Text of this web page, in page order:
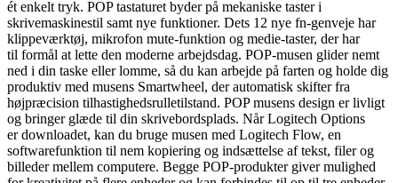
ét enkelt tryk. POP tastaturet byder på mekaniske taster i
skrivemaskinestil samt nye funktioner. Dets 12 nye fn-genveje har
klippeværktøj, mikrofon mute-funktion og medie-taster, der har
til formål at lette den moderne arbejdsdag. POP-musen glider nemt
ned i din taske eller lomme, så du kan arbejde på farten og holde dig
produktiv med musens Smartwheel, der automatisk skifter fra
højpræcision tilhastighedsrulletilstand. POP musens design er livligt
og bringer glæde til din skrivebordsplads. Når Logitech Options
er downloadet, kan du bruge musen med Logitech Flow, en
softwarefunktion til nem kopiering og indsættelse af tekst, filer og
billeder mellem computere. Begge POP-produkter giver mulighed